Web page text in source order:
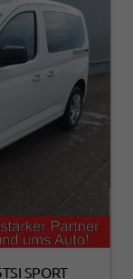
SPORT